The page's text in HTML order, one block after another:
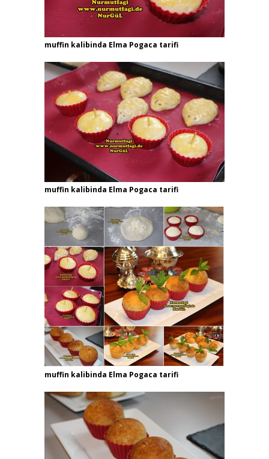
muffin kalibinda Elma Pogaca tarifi
muffin kalibinda Elma Pogaca tarifi
muffin kalibinda Elma Pogaca tarifi